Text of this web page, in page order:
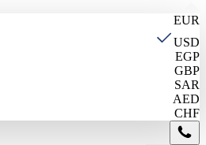
EUR
USD
EGP
GBP
SAR
AED
CHF